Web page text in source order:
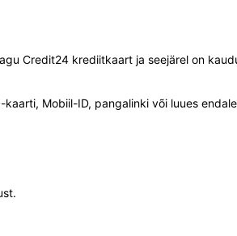
Credit24 krediitkaart ja seejärel on
Mobiil-ID, pangalinki või luues